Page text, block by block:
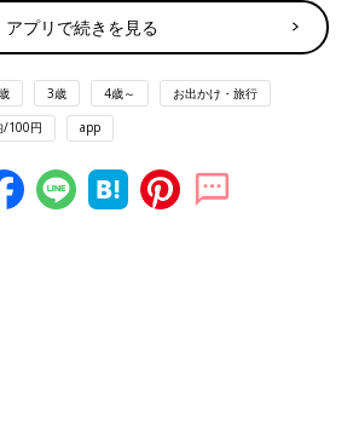
アプリで続きを見る
3歳 4歳～ お出かけ・旅行
/100円 app